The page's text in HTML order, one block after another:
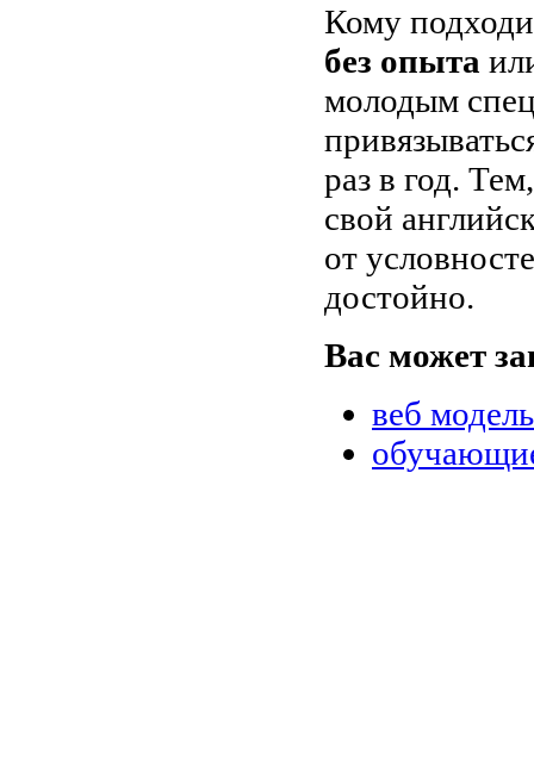
Кому
без опыта
молодым
раз в год.
свой
от
достойно.
Вас может
веб